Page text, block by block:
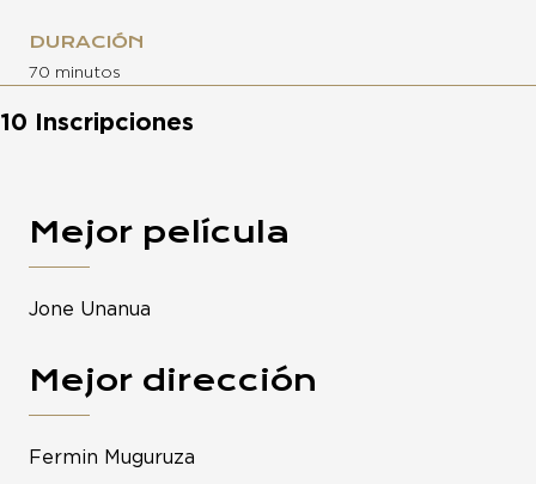
DURACIÓN
70 minutos
10 Inscripciones
Mejor película
Jone Unanua
Mejor dirección
Fermin Muguruza